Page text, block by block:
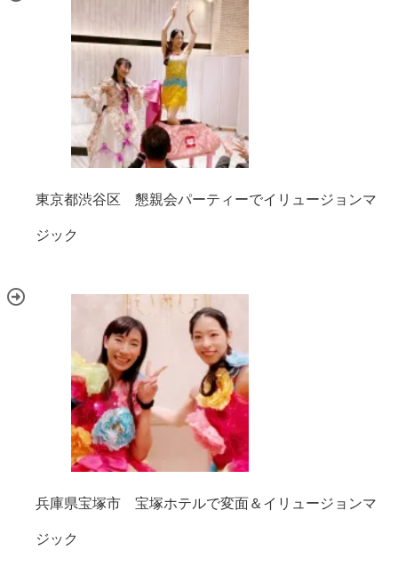
東京都渋谷区 懇親会パーティーでイリュージョンマ
ジック
兵庫県宝塚市 宝塚ホテルで変面＆イリュージョンマ
ジック